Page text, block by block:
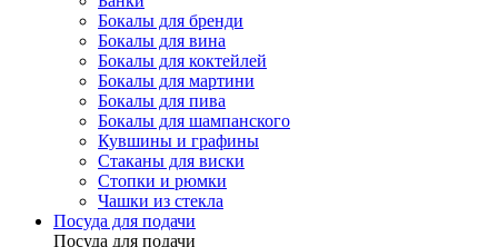
Бокалы для бренди
Бокалы для вина
Бокалы для коктейлей
Бокалы для мартини
Бокалы для пива
Бокалы для шампанского
Кувшины и графины
Стаканы для виски
Стопки и рюмки
Чашки из стекла
Посуда для подачи
Посуда для подачи